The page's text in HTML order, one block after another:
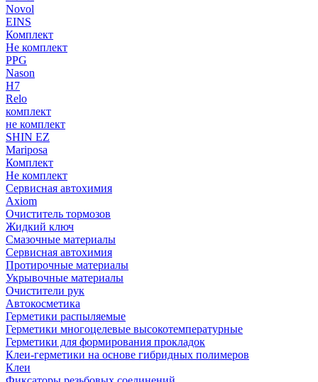
Novol
EINS
Комплект
Не комплект
PPG
Nason
H7
Relo
комплект
не комплект
SHIN EZ
Mariposa
Комплект
Не комплект
Сервисная автохимия
Axiom
Очиститель тормозов
Жидкий ключ
Смазочные материалы
Сервисная автохимия
Протирочные материалы
Укрывочные материалы
Очистители рук
Автокосметика
Герметики распыляемые
Герметики многоцелевые высокотемпературные
Герметики для формирования прокладок
Клеи-герметики на основе гибридных полимеров
Клеи